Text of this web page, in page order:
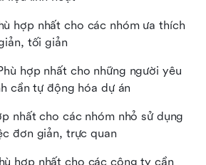
hợp nhất cho các nhóm ưa thích
tối giản
hợp nhất cho những người yêu
cần tự động hóa dự án
nhất cho các nhóm nhỏ sử dụng
đơn giản, trực quan
hợp nhất cho các công ty cần